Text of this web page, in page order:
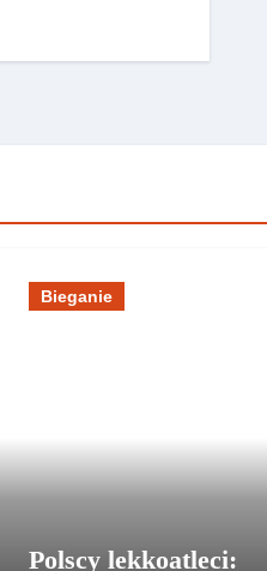
Bieganie
Polscy lekkoatleci: